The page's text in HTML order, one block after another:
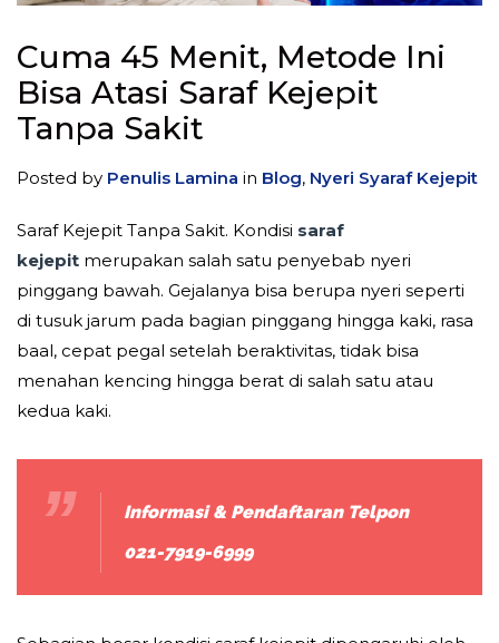
Cuma 45 Menit, Metode Ini
Bisa Atasi Saraf Kejepit
Tanpa Sakit
Posted by Penulis Lamina in Blog, Nyeri Syaraf Kejepit
Saraf Kejepit Tanpa Sakit. Kondisi saraf
kejepit merupakan salah satu penyebab nyeri
pinggang bawah. Gejalanya bisa berupa nyeri seperti
di tusuk jarum pada bagian pinggang hingga kaki, rasa
baal, cepat pegal setelah beraktivitas, tidak bisa
menahan kencing hingga berat di salah satu atau
kedua kaki.
Informasi & Pendaftaran Telpon
021-7919-6999